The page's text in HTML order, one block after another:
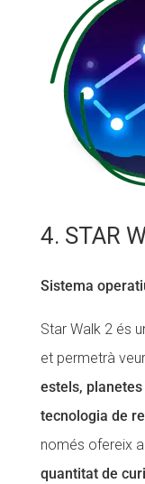
4. STAR
Sistema
Star Walk 2 és
et permetrà
estels,
tecnologia de
només ofereix
quantitat de